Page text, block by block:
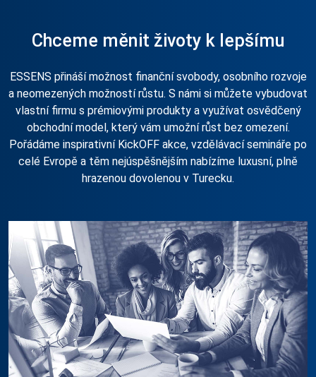
Chceme měnit životy k lepšímu
ESSENS přináší možnost finanční svobody, osobního rozvoje
a neomezených možností růstu. S námi si můžete vybudovat
vlastní firmu s prémiovými produkty a využívat osvědčený
obchodní model, který vám umožní růst bez omezení.
Pořádáme inspirativní KickOFF akce, vzdělávací semináře po
celé Evropě a těm nejúspěšnějším nabízíme luxusní, plně
hrazenou dovolenou v Turecku.